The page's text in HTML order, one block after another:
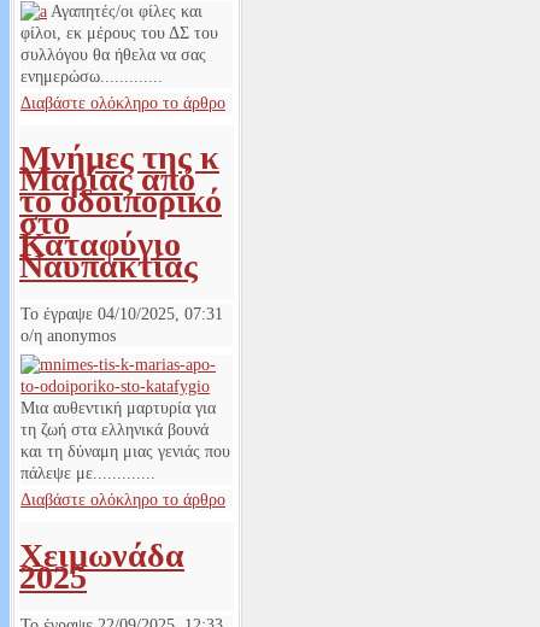
Αγαπητές/οι φίλες και
φίλοι, εκ μέρους του ΔΣ του
συλλόγου θα ήθελα να σας
ενημερώσω.............
Διαβάστε ολόκληρο το άρθρο
Μνήμες της κ
Μαρίας από
το οδοιπορικό
στο
Καταφύγιο
Ναυπακτίας
Το έγραψε 04/10/2025, 07:31
ο/η anonymos
Μια αυθεντική μαρτυρία για
τη ζωή στα ελληνικά βουνά
και τη δύναμη μιας γενιάς που
πάλεψε με.............
Διαβάστε ολόκληρο το άρθρο
Χειμωνάδα
2025